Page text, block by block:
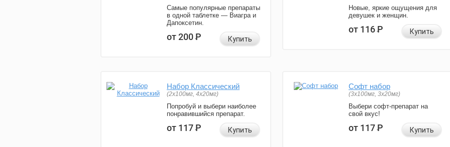
Самые популярные препараты
в одной таблетке — Виагра и
Дапоксетин.
от 200Р Купить
Новые, яркие ощущения для
девушек и женщин.
от 116Р Купить
Набор Классический
(2x100мг, 4x20мг)
Попробуй и выбери наиболее
понравившийся препарат.
от 117Р Купить
Софт набор
(3x100мг, 3x20мг)
Выбери софт-препарат на
свой вкус!
от 117Р Купить